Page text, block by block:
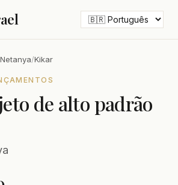
Netanya/Kikar
de alto padrão